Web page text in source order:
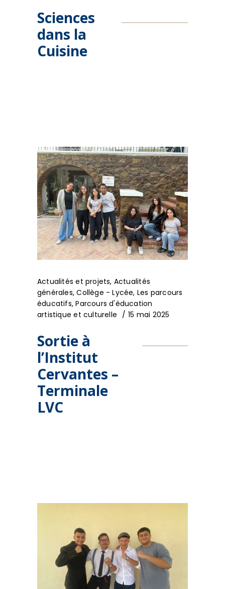
Sciences
dans la
Cuisine
Actualités et projets, Actualités
générales,Collège - Lycée, Les parcours
éducatifs,Parcours d'éducation
artistique et culturelle
15 mai 2025
Sortie à
l’Institut
Cervantes –
Terminale
LVC